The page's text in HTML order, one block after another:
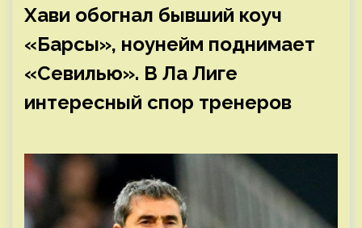
Хави обогнал бывший коуч
«Барсы», ноунейм поднимает
«Севилью». В Ла Лиге
интересный спор тренеров